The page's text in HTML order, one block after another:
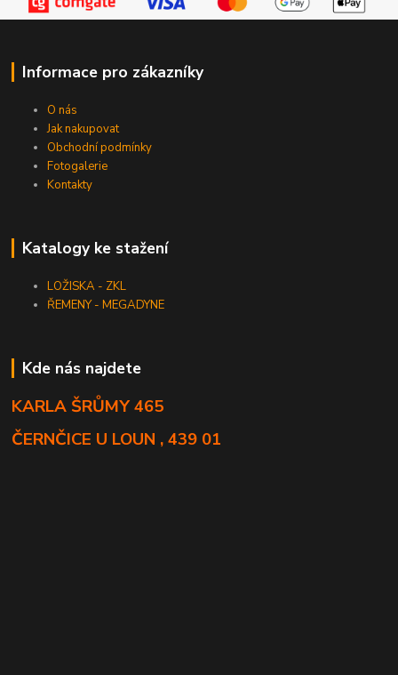
Informace pro zákazníky
O nás
Jak nakupovat
Obchodní podmínky
Fotogalerie
Kontakty
Katalogy ke stažení
LOŽISKA - ZKL
ŘEMENY - MEGADYNE
Kde nás najdete
KARLA ŠRŮMY 465
ČERNČICE U LOUN , 439 01